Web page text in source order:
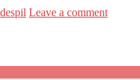
Leave a comment